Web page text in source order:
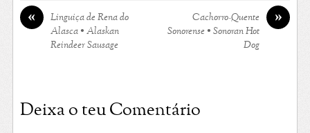
«
Linguiça de Rena do
Alasca • Alaskan
Reindeer Sausage
»
Cachorro-Quente
Sonorense • Sonoran Hot
Dog
Deixa o teu Comentário